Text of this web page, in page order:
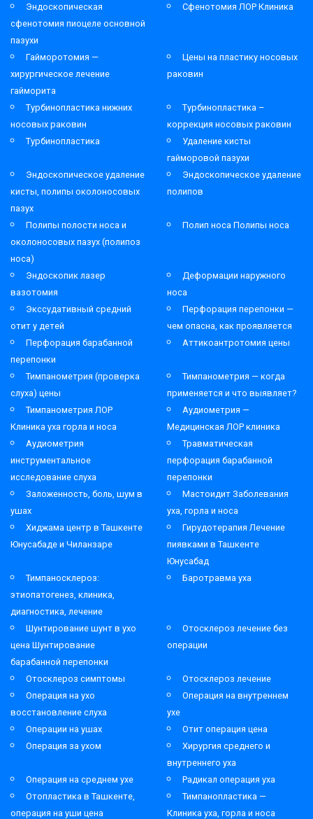
Эндоскопическая
сфенотомия пиоцеле основной
пазухи
Сфенотомия ЛОР Клиника
Гайморотомия —
хирургическое лечение
гайморита
Цены на пластику носовых
раковин
Турбинопластика нижних
носовых раковин
Турбинопластика –
коррекция носовых раковин
Турбинопластика
Удаление кисты
гайморовой пазухи
Эндоскопическое удаление
кисты, полипы околоносовых
пазух
Эндоскопическое удаление
полипов
Полипы полости носа и
околоносовых пазух (полипоз
носа)
Полип носа Полипы носа
Эндоскопик лазер
вазотомия
Деформации наружного
носа
Экссудативный средний
отит у детей
Перфорация перепонки —
чем опасна, как проявляется
Перфорация барабанной
перепонки
Аттикоантротомия цены
Тимпанометрия (проверка
слуха) цены
Тимпанометрия — когда
применяется и что выявляет?
Тимпанометрия ЛОР
Клиника уха горла и носа
Аудиометрия —
Медицинская ЛОР клиника
Аудиометрия
инструментальное
исследование слуха
Травматическая
перфорация барабанной
перепонки
Заложенность, боль, шум в
ушах
Мастоидит Заболевания
уха, горла и носа
Хиджама центр в Ташкенте
Юнусабаде и Чиланзаре
Гирудотерапия Лечение
пиявками в Ташкенте
Юнусабад
Тимпаносклероз:
этиопатогенез, клиника,
диагностика, лечение
Баротравма уха
Шунтирование шунт в ухо
цена Шунтирование
барабанной перепонки
Отосклероз лечение без
операции
Отосклероз симптомы
Отосклероз лечение
Операция на ухо
восстановление слуха
Операция на внутреннем
ухе
Операции на ушах
Отит операция цена
Операция за ухом
Хирургия среднего и
внутреннего уха
Операция на среднем ухе
Радикал операция уха
Отопластика в Ташкенте,
операция на уши цена
Тимпанопластика —
Клиника уха, горла и носа